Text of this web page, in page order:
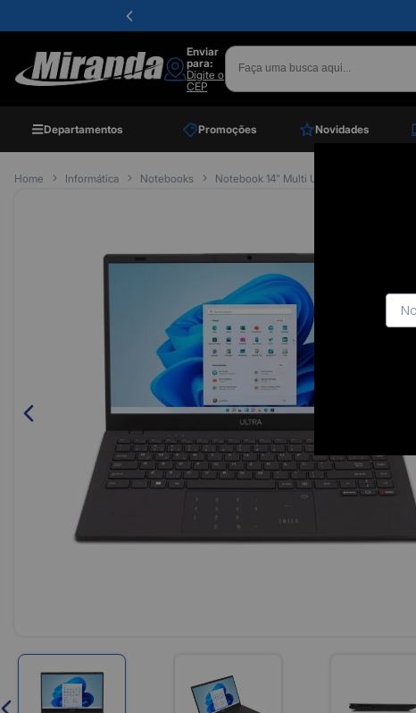
Enviar
para:
Digite o
CEP
Departamentos Promoções Novidades
Home Informática Notebooks Notebook 14" Multi Ultra Ub250 Intel